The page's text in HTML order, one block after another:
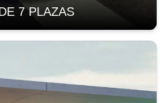
7 PLAZAS